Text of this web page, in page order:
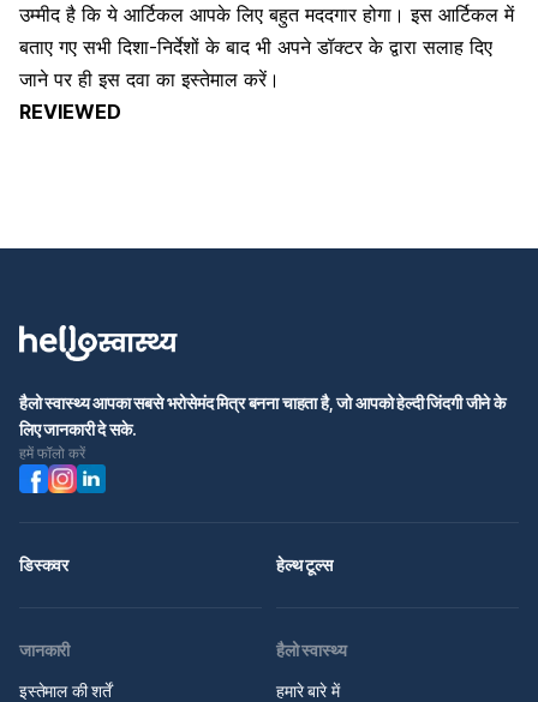
उम्मीद है कि ये आर्टिकल आपके लिए बहुत मददगार होगा। इस आर्टिकल में
बताए गए सभी दिशा-निर्देशों के बाद भी अपने डॉक्टर के द्वारा सलाह दिए
जाने पर ही इस दवा का इस्तेमाल करें।
REVIEWED
हैलो स्वास्थ्य आपका सबसे भरोसेमंद मित्र बनना चाहता है, जो आपको हेल्दी जिंदगी जीने के
लिए जानकारी दे सके.
हमें फॉलो करें
डिस्कवर हेल्थ टूल्स
जानकारी
इस्तेमाल की शर्तें
हैलो स्वास्थ्य
हमारे बारे में